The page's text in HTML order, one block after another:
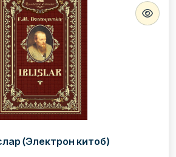
(Электрон китоб)